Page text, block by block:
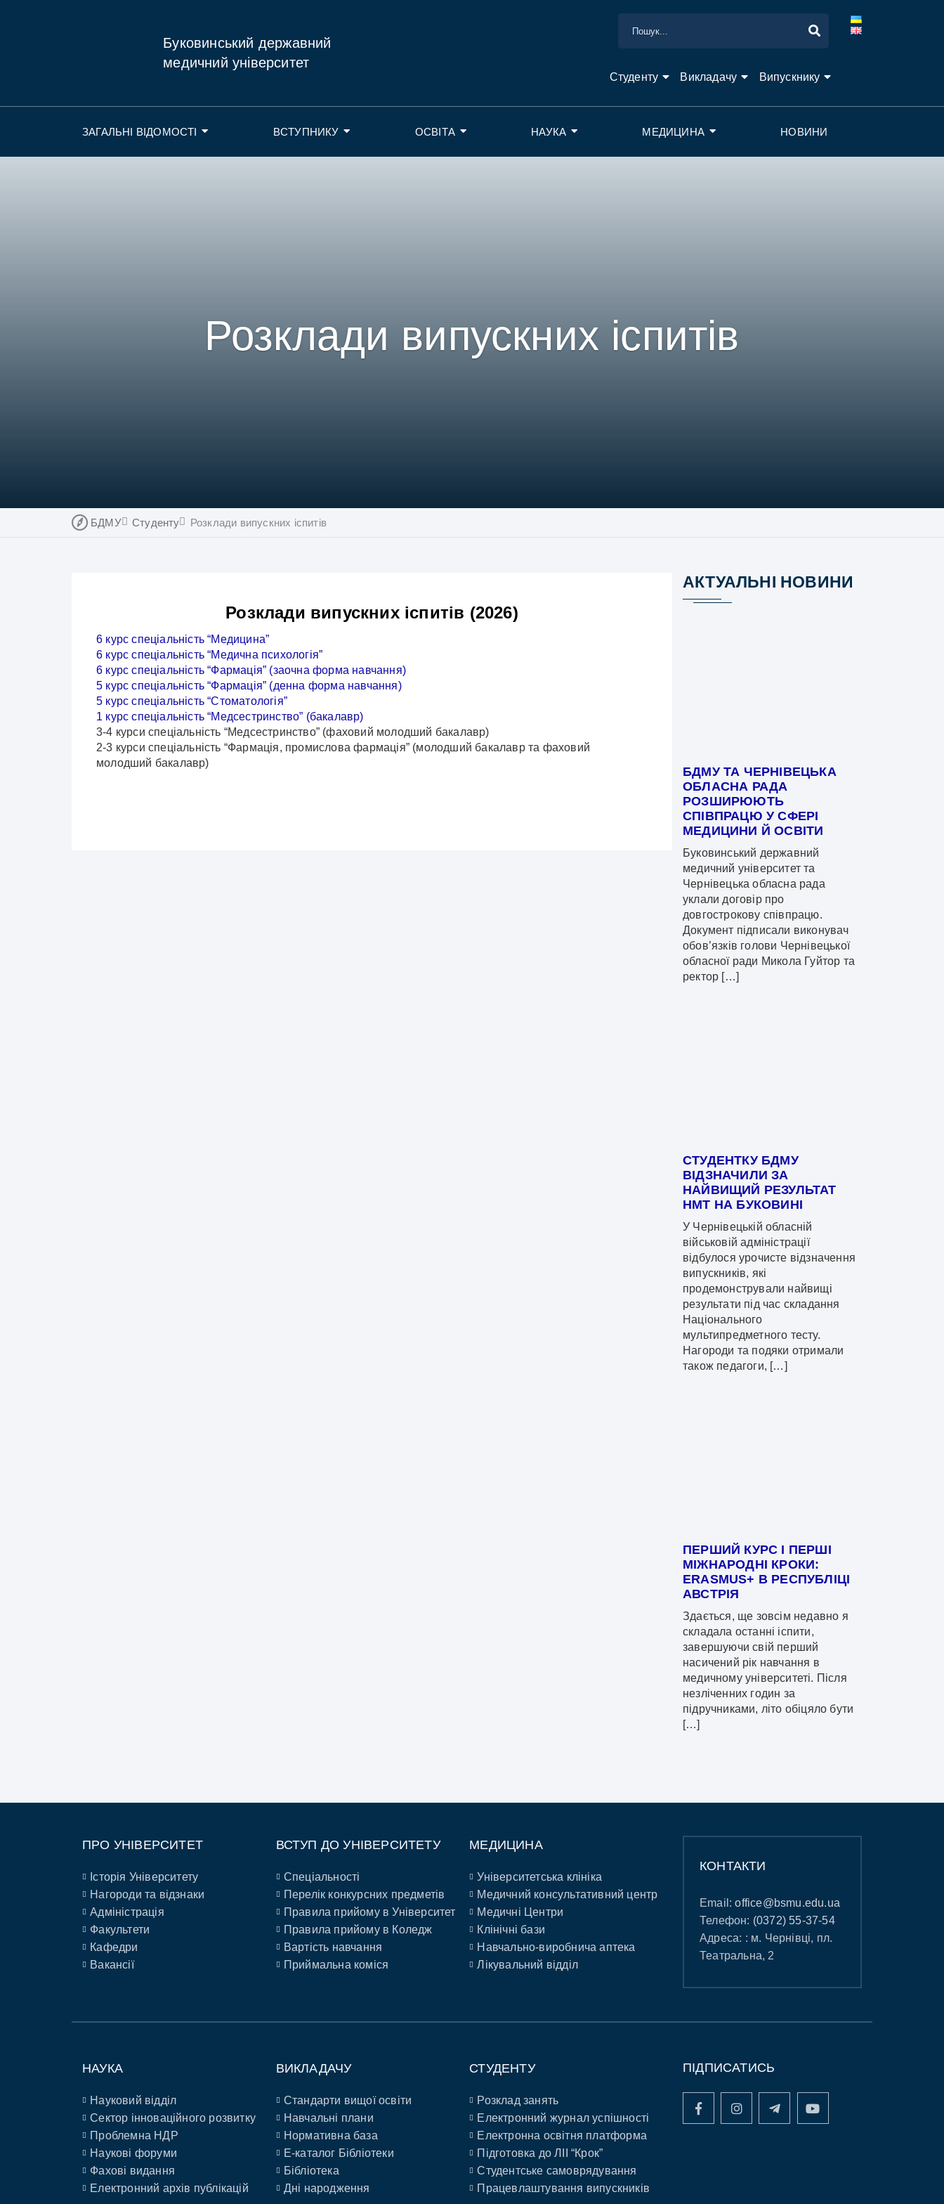
Буковинський державний
медичний університет
Студенту Викладачу Випускнику
ЗАГАЛЬНІ ВІДОМОСТІ ВСТУПНИКУ ОСВІТА НАУКА МЕДИЦИНА НОВИНИ
Розклади випускних іспитів
БДМУ Студенту Розклади випускних іспитів
Розклади випускних іспитів (2026)
6 курс спеціальність “Медицина”
6 курс спеціальність “Медична психологія”
6 курс спеціальність “Фармація” (заочна форма навчання)
5 курс спеціальність “Фармація” (денна форма навчання)
5 курс спеціальність “Стоматологія”
1 курс спеціальність “Медсестринство” (бакалавр)
3-4 курси спеціальність “Медсестринство” (фаховий молодший бакалавр)
2-3 курси спеціальність “Фармація, промислова фармація” (молодший бакалавр та фаховий
молодший бакалавр)
АКТУАЛЬНІ НОВИНИ
БДМУ ТА ЧЕРНІВЕЦЬКА
ОБЛАСНА РАДА
РОЗШИРЮЮТЬ
СПІВПРАЦЮ У СФЕРІ
МЕДИЦИНИ Й ОСВІТИ
Буковинський державний
медичний університет та
Чернівецька обласна рада
уклали договір про
довгострокову співпрацю.
Документ підписали виконувач
обов’язків голови Чернівецької
обласної ради Микола Гуйтор та
ректор […]
СТУДЕНТКУ БДМУ
ВІДЗНАЧИЛИ ЗА
НАЙВИЩИЙ РЕЗУЛЬТАТ
НМТ НА БУКОВИНІ
У Чернівецькій обласній
військовій адміністрації
відбулося урочисте відзначення
випускників, які
продемонстрували найвищі
результати під час складання
Національного
мультипредметного тесту.
Нагороди та подяки отримали
також педагоги, […]
ПЕРШИЙ КУРС І ПЕРШІ
МІЖНАРОДНІ КРОКИ:
ERASMUS+ В РЕСПУБЛІЦІ
АВСТРІЯ
Здається, ще зовсім недавно я
складала останні іспити,
завершуючи свій перший
насичений рік навчання в
медичному університеті. Після
незліченних годин за
підручниками, літо обіцяло бути
[…]
ПРО УНІВЕРСИТЕТ
Історія Університету
Нагороди та відзнаки
Адміністрація
Факультети
Кафедри
Вакансії
ВСТУП ДО УНІВЕРСИТЕТУ
Спеціальності
Перелік конкурсних предметів
Правила прийому в Університет
Правила прийому в Коледж
Вартість навчання
Приймальна коміся
МЕДИЦИНА
Університетська клініка
Медичний консультативний центр
Медичні Центри
Клінічні бази
Навчально-виробнича аптека
Лікувальний відділ
КОНТАКТИ
Email:office@bsmu.edu.ua
Телефон: (0372) 55-37-54
Адреса: : м. Чернівці, пл.
Театральна, 2
НАУКА
Науковий відділ
Сектор інноваційного розвитку
Проблемна НДР
Наукові форуми
Фахові видання
Електронний архів публікацій
ВИКЛАДАЧУ
Стандарти вищої освіти
Навчальні плани
Нормативна база
E-каталог Бібліотеки
Бібліотека
Дні народження
СТУДЕНТУ
Розклад занять
Електронний журнал успішності
Електронна освітня платформа
Підготовка до ЛІІ “Крок”
Студентське самоврядування
Працевлаштування випускників
ПІДПИСАТИСЬ